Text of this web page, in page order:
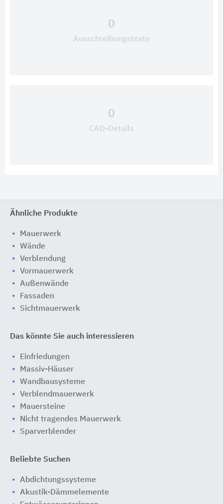
0
Ausschreibungstexte
0
CAD-Details
Ähnliche Produkte
Mauerwerk
Wände
Verblendung
Vormauerwerk
Außenwände
Fassaden
Sichtmauerwerk
Das könnte Sie auch interessieren
Einfriedungen
Massiv-Häuser
Wandbausysteme
Verblendmauerwerk
Mauersteine
Nicht tragendes Mauerwerk
Sparverblender
Beliebte Suchen
Abdichtungssysteme
Akustik-Dämmelemente